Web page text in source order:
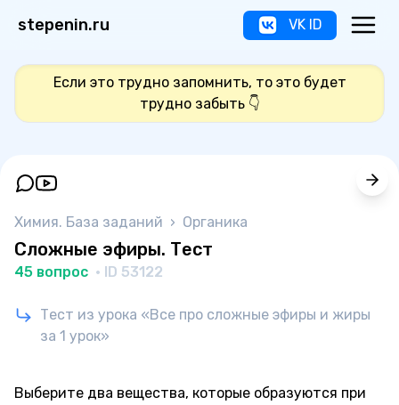
stepenin.ru VK ID
Если это трудно запомнить, то это будет
трудно забыть 👇
Химия. База заданий › Органика
Сложные эфиры. Тест
45 вопрос · ID 53122
Тест из урока «Все про сложные эфиры и жиры
за 1 урок»
Выберите два вещества, которые образуются при